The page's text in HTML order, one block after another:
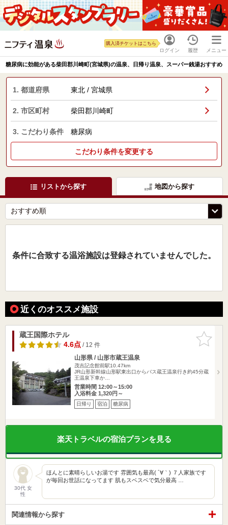
ログイン
購入済チケットはこちら
履歴 メニュー
糖尿病に効能がある柴田郡川崎町(宮城県)の温泉、日帰り温泉、スーパー銭湯おすすめ
1. 都道府県 東北 / 宮城県
2. 市区町村 柴田郡川崎町
3. こだわり条件 糖尿病
こだわり条件を変更する
リストから探す 地図から探す
条件に合致する温浴施設は登録されていませんでした。
近くのオススメ施設
お気に入
りに追加
蔵王国際ホテル
4.6点/ 12 件
山形県 / 山形市蔵王温泉
茂吉記念館前駅10.47km
JR山形新幹線山形駅東出口からバス蔵王温泉行き約45分蔵
王温泉下車か…
営業時間 12:00～15:00
入浴料金 1,320円～
日帰り 宿泊 糖尿病
楽天トラベルの宿泊プランを見る
30代 女
性
ほんとに素晴らしいお湯です 雰囲気も最高( ´∀｀) ７人家族です
が毎回お世話になってます 肌もスベスベで気分最高 …
関連情報から探す